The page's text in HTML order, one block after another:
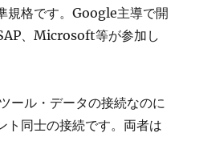
規格です。Google主導で開
、Microsoft等が参加し
ール・データの接続なのに
ト同士の接続です。両者は